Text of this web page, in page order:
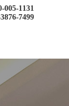
005-1131
7499